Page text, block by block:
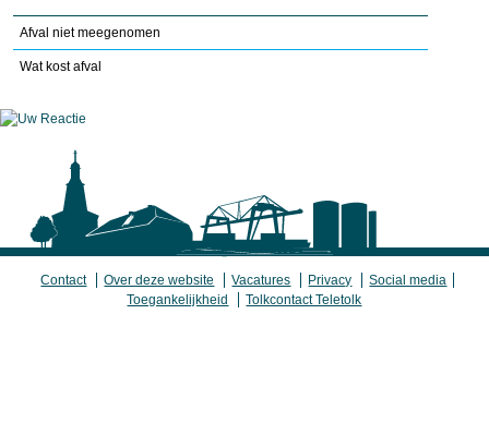
Afval niet meegenomen
Wat kost afval
Contact Over deze website Vacatures Privacy
Social media
Toegankelijkheid
Tolkcontact Teletolk